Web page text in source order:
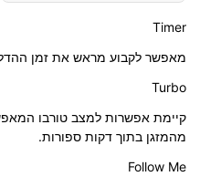
Timer
מאפשר לקבוע מראש את זמן
Turbo
קיימת אפשרות למצב טורבו
מהמזגן בתוך דקות ספורות.
Follow Me